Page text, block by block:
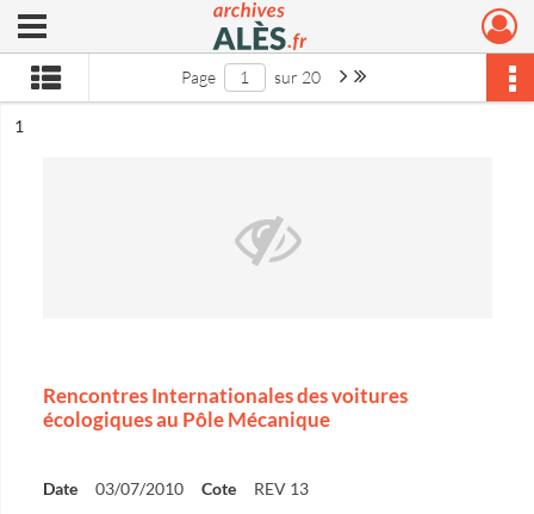
Archives municipales d'Alès
Ouvrir le menu déroulant
Page sur 20 Page suivante : 1/20
n°
1
Rencontres Internationales des voitures
écologiques au Pôle Mécanique
Date 03/07/2010 Cote REV 13